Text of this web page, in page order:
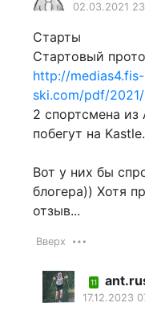
02.03.2021
Старты
Стартовый
http://medias4.fis-
ski.com/pdf/
2 спортсмена
побегут на
Вот у них бы
блогера)) Хотя
отзыв...
Вверх
11
17.12.2023